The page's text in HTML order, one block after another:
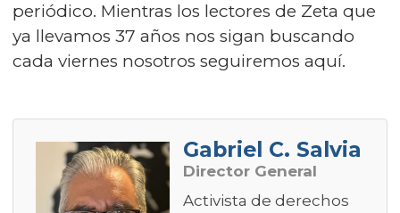
periódico. Mientras los lectores de Zeta que
ya llevamos 37 años nos sigan buscando
cada viernes nosotros seguiremos aquí.
Gabriel C. Salvia
Director General
Activista de derechos